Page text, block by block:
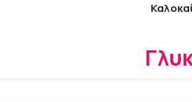
Αρχική /